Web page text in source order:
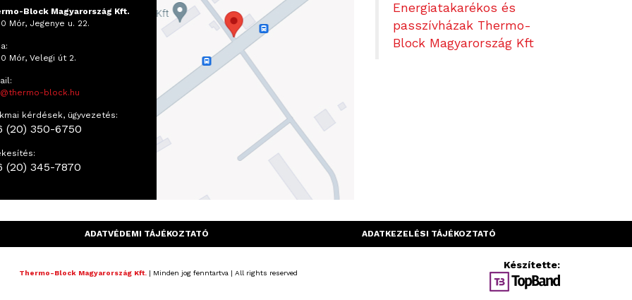
Block Magyarország Kft.
Mór, Jegenye u. 22.
Mór, Velegi út 2.
block.hu
kérdések, ügyvezetés:
(20) 350-6750
(20) 345-7870
Energiatakarékos és
passzívházak Thermo-
Block Magyarország Kft
ADATVÉDEMI TÁJÉKOZTATÓ ADATKEZELÉSI TÁJÉKOZTATÓ
Thermo-Block Magyarország Kft. | Minden jog fenntartva | All rights reserved
Készítette: